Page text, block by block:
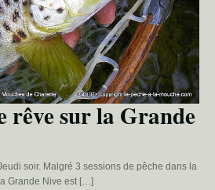
rêve sur la Grande
soir. Malgré 3 sessions de pêche dans la
Grande Nive est […]